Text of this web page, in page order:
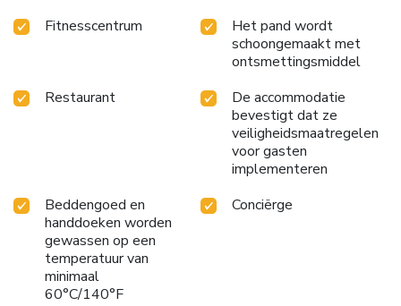
Fitnesscentrum
Het pand wordt
schoongemaakt met
ontsmettingsmiddel
Restaurant
De accommodatie
bevestigt dat ze
veiligheidsmaatregelen
voor gasten
implementeren
Beddengoed en
handdoeken worden
gewassen op een
temperatuur van
minimaal
60°C/140°F
Conciërge